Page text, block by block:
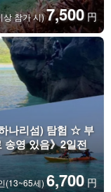
상 참가 시)7,500 円
나리섬) 탐험 ☆ 부
송영 있음》2일전
(13~65세) 6,700 円